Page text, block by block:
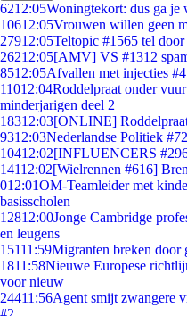
6212:05Woningtekort: dus ga je
10612:05Vrouwen willen geen
27912:05Teltopic #1565 tel
26212:05[AMV] VS #1312
8512:05Afvallen met injecties #4
11012:04Roddelpraat onder
minderjarigen deel 2
18312:03[ONLINE]
9312:03Nederlandse Politiek
10412:02[INFLUENCERS
14112:02[Wielrennen #616]
012:01OM-Teamleider met
basisscholen
12812:00Jonge Cambridge
en leugens
15111:59Migranten breken door
1811:58Nieuwe Europese
voor nieuw
24411:56Agent smijt zwangere